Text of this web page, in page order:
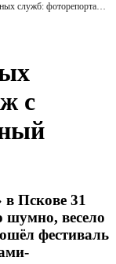
Как дети осваивали профессии экстренных служб: фоторепортаж с фестиваля «Безопасный город» в Пскове
с
Пскове 31
шумно, весело
фестиваль